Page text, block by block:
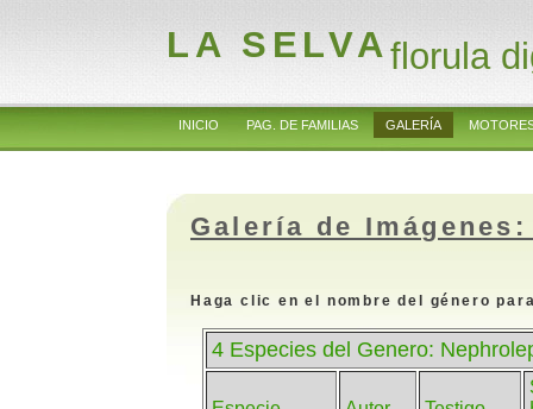
LA SELVAflorula
INICIO PAG. DE FAMILIAS GALERÍA
Galería de
Haga clic en el nombre del género
4 Especies del Genero: